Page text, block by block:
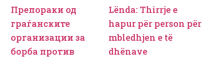
Препораки од
граѓанските
организации за
борба против
Lënda: Thirrje e
hapur për person për
mbledhjen e të
dhënave